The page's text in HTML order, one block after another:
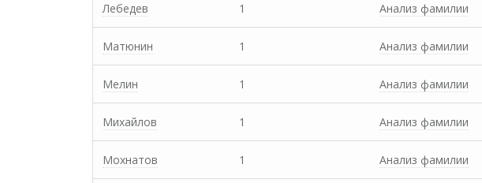
Лебедев 1 Анализ фамилии
Матюнин 1 Анализ фамилии
Мелин 1 Анализ фамилии
Михайлов 1 Анализ фамилии
Мохнатов 1 Анализ фамилии